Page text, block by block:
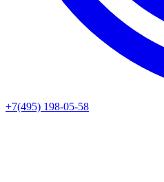
+7(495) 198-05-58